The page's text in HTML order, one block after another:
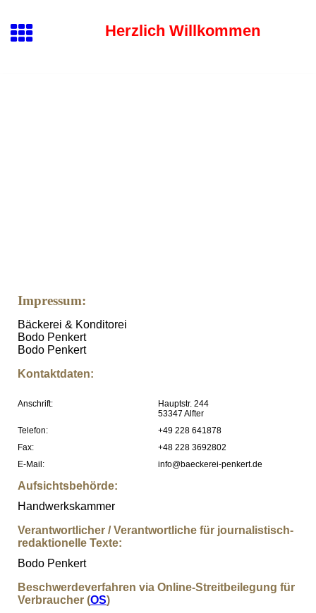
Herzlich Willkommen
Impressum:
Bäckerei & Konditorei
Bodo Penkert
Bodo Penkert
Kontaktdaten:
Anschrift:
Hauptstr. 244
53347 Alfter
Telefon:
+49 228 641878
Fax:
+48 228 3692802
E-Mail:
info@baeckerei-penkert.de
Aufsichtsbehörde:
Handwerkskammer
Verantwortlicher / Verantwortliche für journalistisch-
redaktionelle Texte:
Bodo Penkert
Beschwerdeverfahren via Online-Streitbeilegung für
Verbraucher (OS)